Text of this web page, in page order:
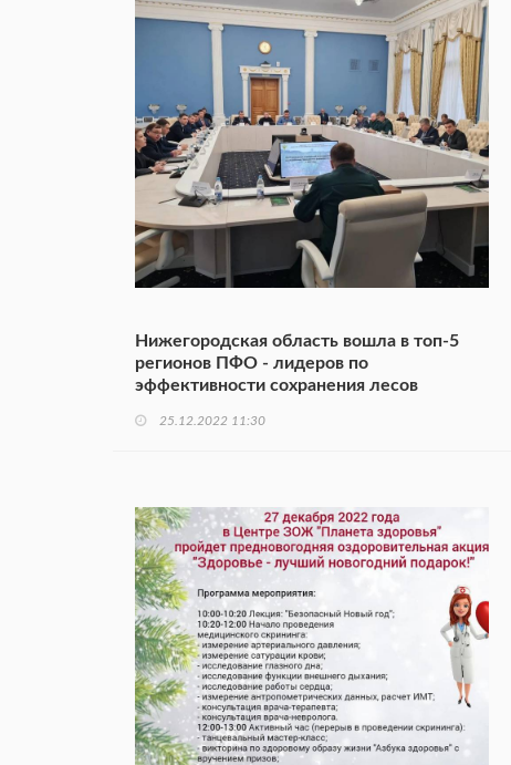
Нижегородская область вошла в топ-5
регионов ПФО - лидеров по
эффективности сохранения лесов
25.12.2022 11:30